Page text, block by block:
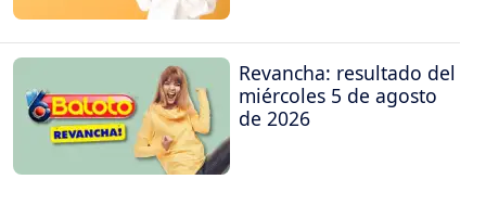
Revancha: resultado del
miércoles 5 de agosto
de 2026